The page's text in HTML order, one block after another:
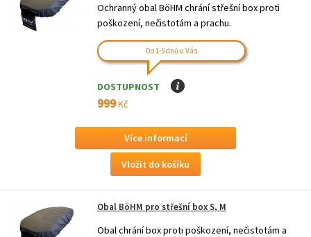
Ochranný obal BöHM chrání střešní box proti
poškození, nečistotám a prachu.
Do 1-5 dnů u Vás
DOSTUPNOST I
999Kč
Více informací
Obal BöHM pro střešní box S, M
Obal chrání box proti poškození, nečistotám a